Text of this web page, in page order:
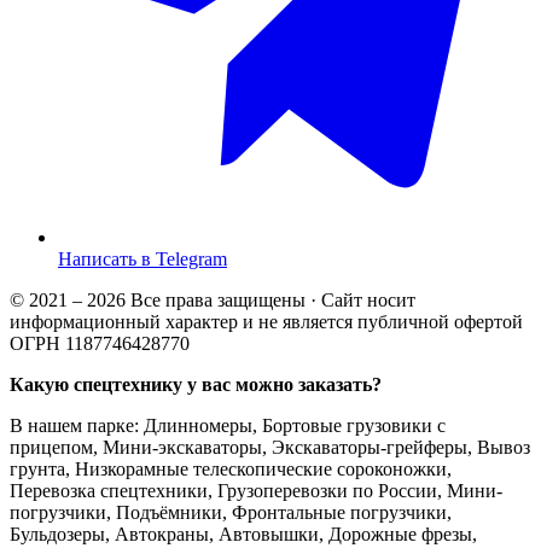
Написать в Telegram
© 2021 – 2026 Все права защищены · Сайт носит
информационный характер и не является публичной офертой
ОГРН 1187746428770
Какую спецтехнику у вас можно заказать?
В нашем парке: Длинномеры, Бортовые грузовики с
прицепом, Мини-экскаваторы, Экскаваторы-грейферы, Вывоз
грунта, Низкорамные телескопические сороконожки,
Перевозка спецтехники, Грузоперевозки по России, Мини-
погрузчики, Подъёмники, Фронтальные погрузчики,
Бульдозеры, Автокраны, Автовышки, Дорожные фрезы,